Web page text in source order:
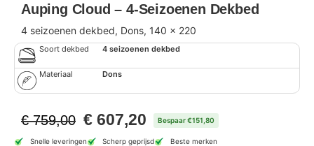
Auping Cloud – 4-Seizoenen Dekbed
4 seizoenen dekbed, Dons, 140 x 220
Soort dekbed 4 seizoenen dekbed
Materiaal Dons
€759,00 € 607,20 Bespaar €151,80
Snelle leveringen Scherp geprijsd Beste merken